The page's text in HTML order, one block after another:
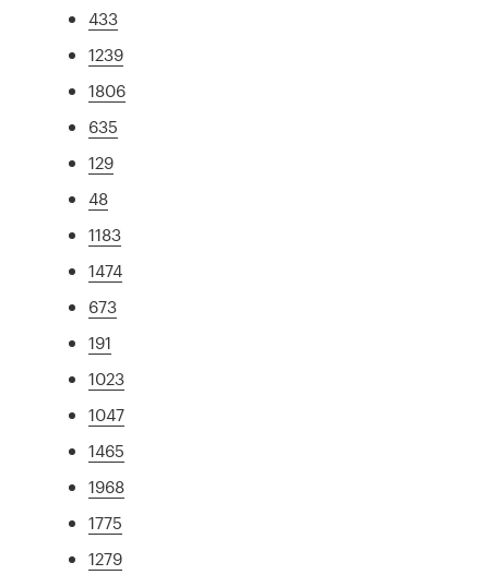
433
1239
1806
635
129
48
1183
1474
673
191
1023
1047
1465
1968
1775
1279